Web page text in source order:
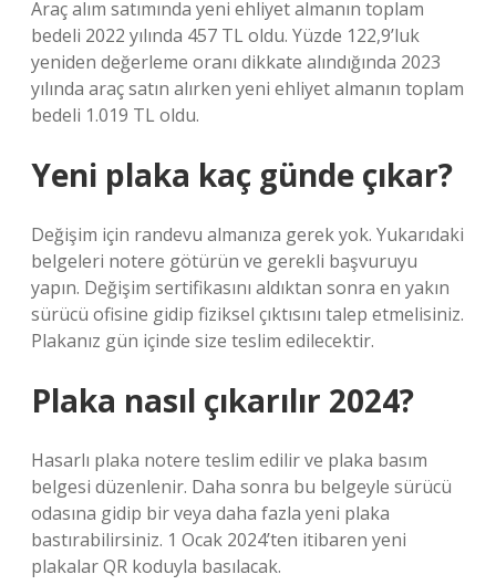
Araç alım satımında yeni ehliyet almanın toplam
bedeli 2022 yılında 457 TL oldu. Yüzde 122,9’luk
yeniden değerleme oranı dikkate alındığında 2023
yılında araç satın alırken yeni ehliyet almanın toplam
bedeli 1.019 TL oldu.
Yeni plaka kaç günde çıkar?
Değişim için randevu almanıza gerek yok. Yukarıdaki
belgeleri notere götürün ve gerekli başvuruyu
yapın. Değişim sertifikasını aldıktan sonra en yakın
sürücü ofisine gidip fiziksel çıktısını talep etmelisiniz.
Plakanız gün içinde size teslim edilecektir.
Plaka nasıl çıkarılır 2024?
Hasarlı plaka notere teslim edilir ve plaka basım
belgesi düzenlenir. Daha sonra bu belgeyle sürücü
odasına gidip bir veya daha fazla yeni plaka
bastırabilirsiniz. 1 Ocak 2024’ten itibaren yeni
plakalar QR koduyla basılacak.